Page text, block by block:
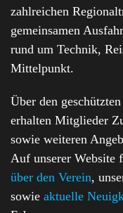
zahlreichen
gemeinsamen
rund um Technik,
Mittelpunkt.
Über den
erhalten Mitglieder
sowie weiteren
Auf unserer Website
über den Verein,
sowie aktuelle